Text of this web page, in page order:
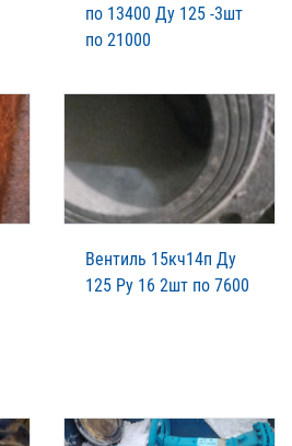
по 13400 Ду 125 -3шт
по 21000
Вентиль 15кч14п Ду
125 Ру 16 2шт по 7600